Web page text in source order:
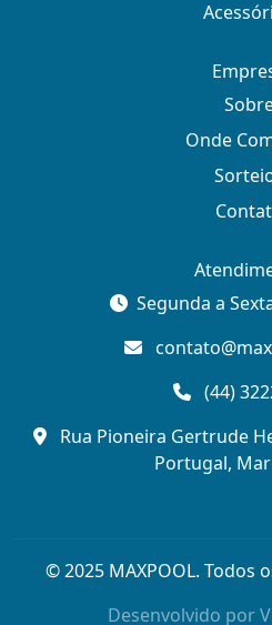
Onde
Segunda a
(44)
Rua Pioneira Gertrude
Portugal,
© 2025 MAXPOOL. Todos
Desenvolvido por